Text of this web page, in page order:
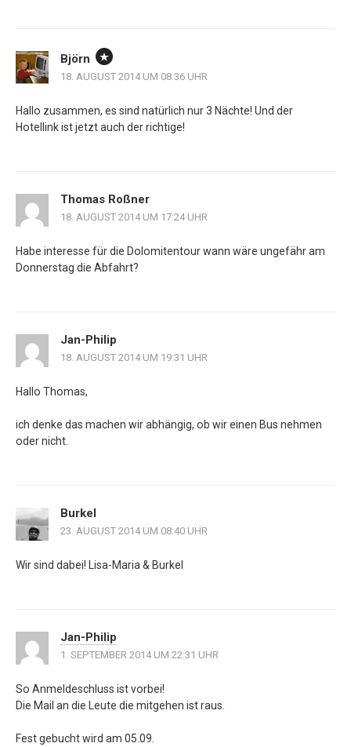
Björn
18. AUGUST 2014 UM 08:36 UHR
Hallo zusammen, es sind natürlich nur 3 Nächte! Und der
Hotellink ist jetzt auch der richtige!
Thomas Roßner
18. AUGUST 2014 UM 17:24 UHR
Habe interesse für die Dolomitentour wann wäre ungefähr am
Donnerstag die Abfahrt?
Jan-Philip
18. AUGUST 2014 UM 19:31 UHR
Hallo Thomas,
ich denke das machen wir abhängig, ob wir einen Bus nehmen
oder nicht.
Burkel
23. AUGUST 2014 UM 08:40 UHR
Wir sind dabei! Lisa-Maria & Burkel
Jan-Philip
1. SEPTEMBER 2014 UM 22:31 UHR
So Anmeldeschluss ist vorbei!
Die Mail an die Leute die mitgehen ist raus.
Fest gebucht wird am 05.09.